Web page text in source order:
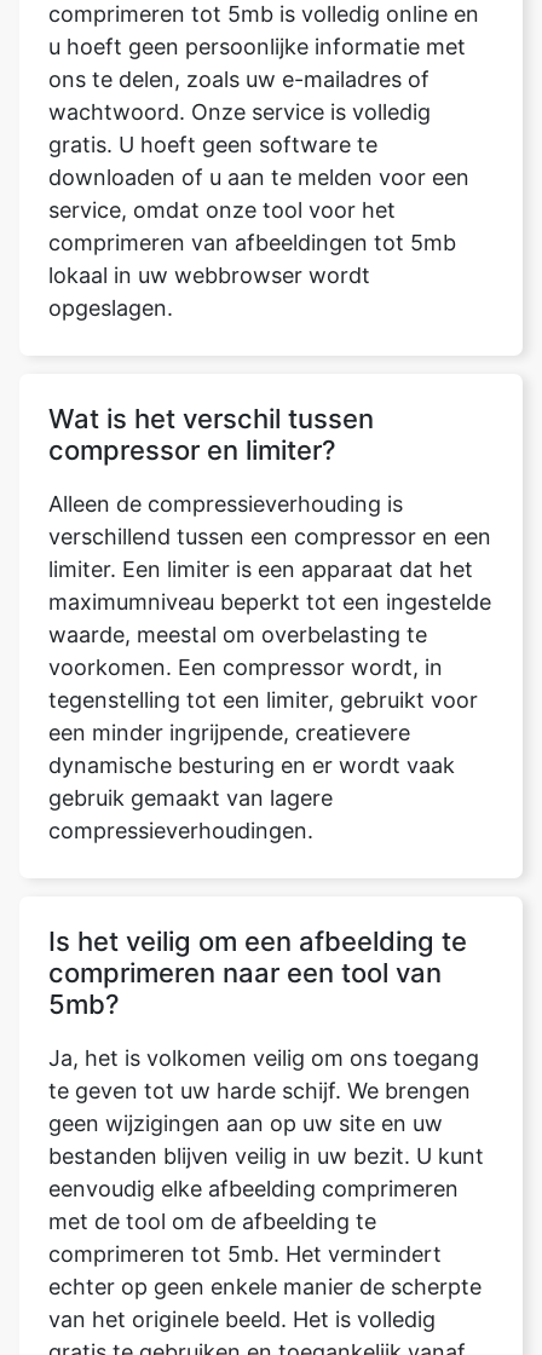
wachtwoord. Onze service is volledig
gratis. U hoeft geen software te
downloaden of u aan te melden voor een
service, omdat onze tool voor het
comprimeren van afbeeldingen tot 5mb
lokaal in uw webbrowser wordt
opgeslagen.
Wat is het verschil tussen
Alleen de compressieverhouding is
verschillend tussen een compressor en een
maximumniveau beperkt tot een ingestelde
waarde, meestal om overbelasting te
voorkomen. Een compressor wordt, in
tegenstelling tot een limiter, gebruikt voor
een minder ingrijpende, creatievere
dynamische besturing en er wordt vaak
gebruik gemaakt van lagere
compressieverhoudingen.
Is het veilig om een afbeelding te
Ja, het is volkomen veilig om ons toegang
te geven tot uw harde schijf. We brengen
bestanden blijven veilig in uw bezit. U kunt
eenvoudig elke afbeelding comprimeren
met de tool om de afbeelding te
comprimeren tot 5mb. Het vermindert
echter op geen enkele manier de scherpte
van het originele beeld. Het is volledig
gratis te gebruiken en toegankelijk vanaf
elke computer of elk mobiel apparaat.